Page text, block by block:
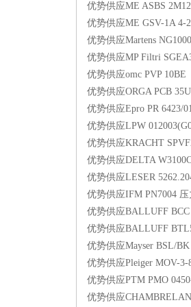
优势供应ME ASBS
优势供应ME GSV-1A 4-
优势供应Martens
优势供应MP Filtri
优势供应omc PVP 10BE
优势供应ORGA PCB
优势供应Epro PR 6423/
优势供应LPW
优势供应KRACHT
优势供应DELTA
优势供应LESER
优势供应IFM PN7004
优势供应BALLUFF
优势供应BALLUFF
优势供应Mayser BSL/
优势供应Pleiger MOV-3-
优势供应PTM PMO
优势供应